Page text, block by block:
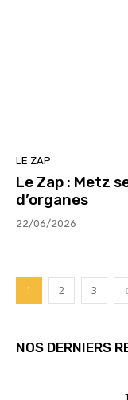
LE ZAP
Le Zap : Metz
d’organes
22/06/2026
1 2 3
NOS DERNIERS